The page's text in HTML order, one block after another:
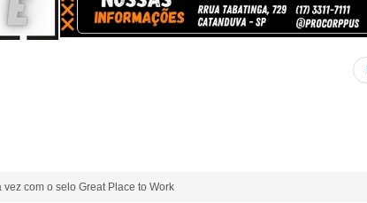
com o selo Great Place to Work